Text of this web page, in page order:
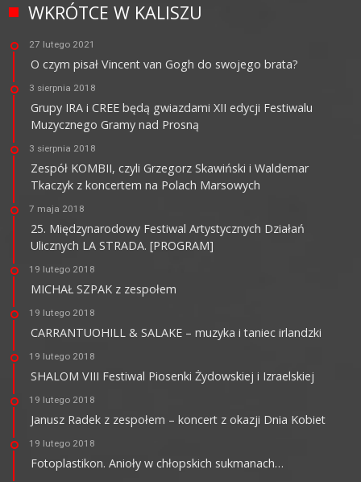
WKRÓTCE W KALISZU
27 lutego 2021
O czym pisał Vincent van Gogh do swojego brata?
3 sierpnia 2018
Grupy IRA i CREE będą gwiazdami XII edycji Festiwalu
Muzycznego Gramy nad Prosną
3 sierpnia 2018
Zespół KOMBII, czyli Grzegorz Skawiński i Waldemar
Tkaczyk z koncertem na Polach Marsowych
7 maja 2018
25. Międzynarodowy Festiwal Artystycznych Działań
Ulicznych LA STRADA. [PROGRAM]
19 lutego 2018
MICHAŁ SZPAK z zespołem
19 lutego 2018
CARRANTUOHILL & SALAKE – muzyka i taniec irlandzki
19 lutego 2018
SHALOM VIII Festiwal Piosenki Żydowskiej i Izraelskiej
19 lutego 2018
Janusz Radek z zespołem – koncert z okazji Dnia Kobiet
19 lutego 2018
Fotoplastikon. Anioły w chłopskich sukmanach…